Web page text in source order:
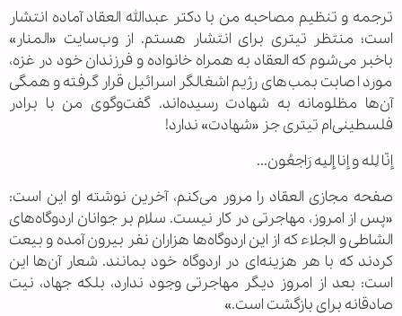
ترجمه و تنظیم مصاحبه من با دکتر عبدالله العقاد آماده انتشار
است؛ منتظر تیتری برای انتشار هستم. از وب‌سایت «المنار»
باخبر می‌شوم که العقاد به همراه خانواده و فرزندان خود در غزه،
مورد اصابت بمب‌های رژیم اشغالگر اسرائیل قرار گرفته و همگی
آن‌ها مظلومانه به شهادت رسیده‌اند. گفت‌وگوی من با برادر
فلسطینی‌ام تیتری جز «شهادت» ندارد!
إنّا لِله و إنا إليه رَاجعُون...
صفحه مجازی العقاد را مرور می‌کنم، آخرین نوشته او این است:
«پس از امروز، مهاجرتی در کار نیست. سلام بر جوانان اردوگاه‌های
الشاطی و الجلاء که از این اردوگاه‌ها هزاران نفر بیرون آمده و بیعت
کردند که با هر هزینه‌ای در اردوگاه خود بمانند. شعار آن‌ها این
است: بعد از امروز دیگر مهاجرتی وجود ندارد، بلکه جهاد، نیت
صادقانه برای بازگشت است.»